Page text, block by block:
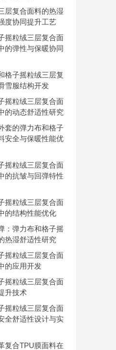
层复合面料的热湿
度协同提升工艺
摇粒绒三层复合面
的弹性与保暖协同
格子摇粒绒三层复
雪服结构开发
摇粒绒三层复合面
的动态舒适性研究
套的弹力布和格子
安全与保暖性能优
摇粒绒三层复合面
的抗皱与回弹特性
摇粒绒三层复合面
的结构性能优化
：弹力布和格子摇
热湿舒适性研究
摇粒绒三层复合面
的应用开发
摇粒绒三层复合面
升技术
摇粒绒三层复合面
全舒适性设计与实
复合TPU膜面料在